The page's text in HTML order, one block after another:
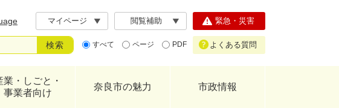
マイページ 閲覧補助
すべて ページ PDF
緊急・災害
よくある質問
業・しごと・
事業者向け
奈良市の魅力 市政情報